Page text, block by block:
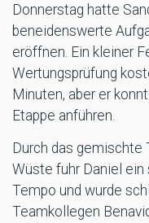
Donnerstag hatte
beneidenswerte
eröffnen. Ein kleiner
Wertungsprüfung
Minuten, aber er
Etappe anführen.
Durch das gemischte
Wüste fuhr Daniel
Tempo und wurde
Teamkollegen